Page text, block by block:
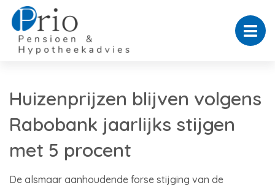
Huizenprijzen blijven volgens
Rabobank jaarlijks stijgen
met 5 procent
De alsmaar aanhoudende forse stijging van de